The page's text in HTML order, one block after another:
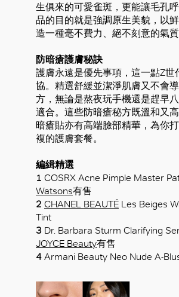
生俱來的可愛雀斑，更能讓毛孔
品的目的就是強調原生美貌，以
造一種毫不費力、絕不刻意的氣質
防暗瘡護膚秘訣
護膚永遠是優先事項，這一點Z世
協。精選舒緩並潔淨肌膚又不會
方，無論是熬夜玩手機還是趕早
適合。這些防暗瘡秘方既溫和又
暗瘡貼亦有高端臉部精華，為你
複的護膚套餐。
編緝精選
1 COSRX Acne Pimple Master
Watsons有售
2 CHANEL BEAUTÉ Les Beiges
Tint
3 Dr. Barbara Sturm Clarifying
JOYCE Beauty有售
4 Armani Beauty Neo Nude A-
好